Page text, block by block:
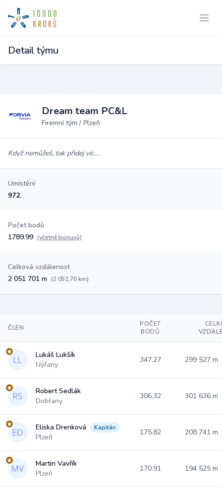
Detail týmu
Dream team PC&L
Firemní tým / Plzeň
Když nemůžeš, tak přidej víc....
Umístění
972.
Počet bodů
1789.99 (včetně bonusů)
Celková vzdálenost
2 051 701 m (2 051,70 km)
ČLEN
POČET
BODŮ
Lukáš Lukšík
Nýřany
347.27 299 527 m
Robert Sedlák
Dobřany
306.32 301 636 m
Eliska Drenková Kapitán
Plzeň
175.82 208 741 m
Martin Vavřík
Plzeň
170.91 194 525 m